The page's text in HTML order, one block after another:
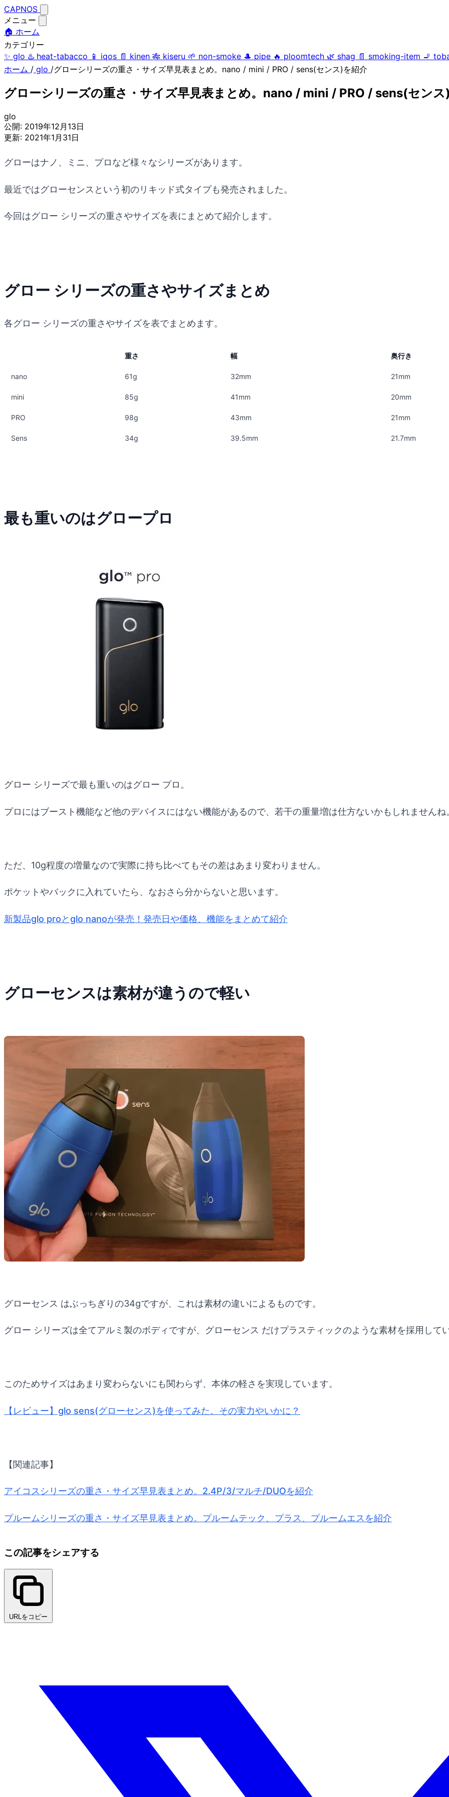
CAPNOS
メニュー
🏠 ホーム
カテゴリー
✨ glo ♨️ heat-tabacco 📱 iqos 📄 kinen 🎋 kiseru 🌱 non-smoke 🎩 pipe 🔥 ploomtech 🌿 shag 📄 smoking-item 🚬
ホーム / glo /グローシリーズの重さ・サイズ早見表まとめ。nano / mini / PRO / sens(センス)を紹介
グローシリーズの重さ・サイズ早見表まとめ。nano / mini / PRO / sens(センス
glo
公開: 2019年12月13日
更新: 2021年1月31日
グローはナノ、ミニ、プロなど様々なシリーズがあります。
最近ではグローセンスという初のリキッド式タイプも発売されました。
今回はグロー シリーズの重さやサイズを表にまとめて紹介します。
グロー シリーズの重さやサイズまとめ
各グロー シリーズの重さやサイズを表でまとめます。
重さ 幅 奥行き
nano 61g 32mm 21mm
mini 85g 41mm 20mm
PRO 98g 43mm 21mm
Sens 34g 39.5mm 21.7mm
最も重いのはグロープロ
グロー シリーズで最も重いのはグロー プロ。
プロにはブースト機能など他のデバイスにはない機能があるので、若干の重量増は仕方ないかもしれませんね
ただ、10g程度の増量なので実際に持ち比べてもその差はあまり変わりません。
ポケットやバックに入れていたら、なおさら分からないと思います。
新製品glo proとglo nanoが発売！発売日や価格、機能をまとめて紹介
グローセンスは素材が違うので軽い
グローセンス はぶっちぎりの34gですが、これは素材の違いによるものです。
グロー シリーズは全てアルミ製のボディですが、グローセンス だけプラスティックのような素材を採用して
このためサイズはあまり変わらないにも関わらず、本体の軽さを実現しています。
【レビュー】glo sens(グローセンス)を使ってみた。その実力やいかに？
【関連記事】
アイコスシリーズの重さ・サイズ早見表まとめ。2.4P/3/マルチ/DUOを紹介
プルームシリーズの重さ・サイズ早見表まとめ。プルームテック、プラス、プルームエスを紹介
この記事をシェアする
URLをコピー